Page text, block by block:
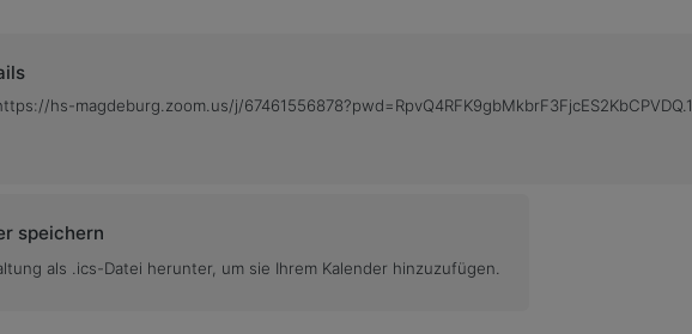
hs-magdeburg.zoom.us/j/67461556878?pwd=RpvQ4RFK9gbMkbrF3FjcES2KbCPVDQ.1
speichern
als .ics-Datei herunter, um sie Ihrem Kalender hinzuzufügen.